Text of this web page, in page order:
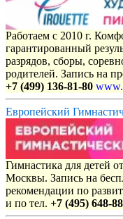
Работаем с 2010 г.
гарантированный
разрядов, сборы,
родителей. Запись на
+7 (499) 136-81-80
Европейский
Гимнастика для детей
Москвы. Запись на
рекомендации по
и по тел. +7 (495) 648-